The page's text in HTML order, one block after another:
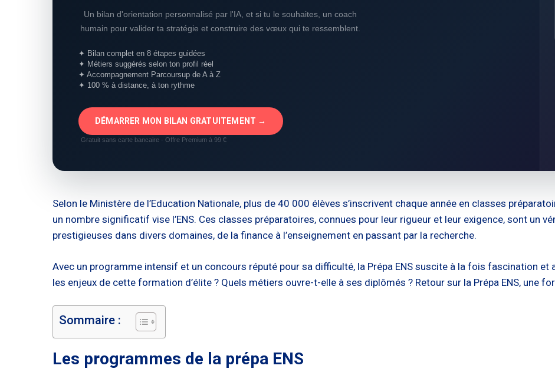
Un bilan d'orientation personnalisé par l'IA, et si tu le souhaites, un coach
humain pour valider ta stratégie et construire des vœux qui te ressemblent.
✦ Bilan complet en 8 étapes guidées
✦ Métiers suggérés selon ton profil réel
✦ Accompagnement Parcoursup de A à Z
✦ 100 % à distance, à ton rythme
DÉMARRER MON BILAN GRATUITEMENT →
Gratuit sans carte bancaire · Offre Premium à 99 €
Selon le Ministère de l’Education Nationale, plus de 40 000 élèves s’inscrivent chaque année en classes
un nombre significatif vise l’ENS. Ces classes préparatoires, connues pour leur rigueur et leur exigence, sont un
prestigieuses dans divers domaines, de la finance à l’enseignement en passant par la recherche.
Avec un programme intensif et un concours réputé pour sa difficulté, la Prépa ENS suscite à la fois fascination
les enjeux de cette formation d’élite ? Quels métiers ouvre-t-elle à ses diplômés ? Retour sur la Prépa ENS, une
Sommaire :
Les programmes de la prépa ENS